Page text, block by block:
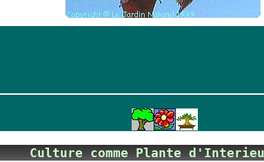
Culture comme Plante